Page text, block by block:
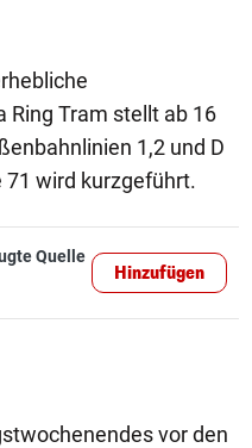
Ring Tram stellt ab 16
1,2 und D
wird kurzgeführt.
Quelle
Hinzufügen
vor den